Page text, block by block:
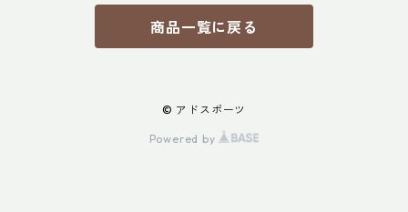
商品一覧に戻る
© アドスポーツ
Powered by